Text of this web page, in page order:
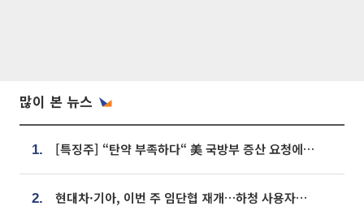
많이 본 뉴스
1. [특징주] “탄약 부족하다“ 美 국방부 증산 요청에⋯국내 방산주 급등세
2. 현대차·기아, 이번 주 임단협 재개…하청 사용자성 재심도 ‘변수’